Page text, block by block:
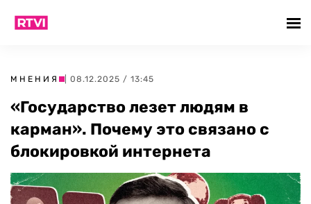
МНЕНИЯ | 08.12.2025 / 13:45
«Государство лезет людям в
карман». Почему это связано с
блокировкой интернета